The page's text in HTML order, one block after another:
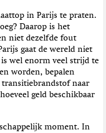
in Parijs te praten.
Daarop is het
niet dezelfde fout
gaat de wereld niet
wel enorm veel strijd te
worden, bepalen
transitiebrandstof naar
geld beschikbaar
moment. In